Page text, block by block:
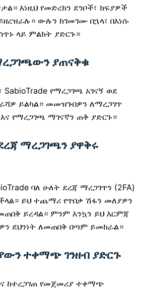
እነዚህ የመድረክን ደንቦች፣ ክፍያዎች
ውሉን ከገመገሙ በኋላ፣ በእነሱ
ላይ ምልክት ያድርጉ።
ያጠናቅቁ
የማረጋገጫ አገናኝ ወደ
ይልካል። መመዝገብዎን ለማረጋገጥ
የማረጋገጫ ማገናኛን ጠቅ ያድርጉ።
ማረጋገጫን ያዋቅሩ
ባለ ሁለት ደረጃ ማረጋገጥን (2FA)
ይህ ተጨማሪ የጥበቃ ሽፋን መለያዎን
ይረዳል። ምንም እንኳን ይህ እርምጃ
ደህንነት ለመጠበቅ በጣም ይመከራል።
ተቀማጭ ገንዘብ ያድርጉ
ከተረጋገጠ የመጀመሪያ ተቀማጭ